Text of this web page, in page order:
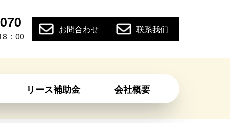
：00
お問合わせ 联系我们
リース補助金 会社概要